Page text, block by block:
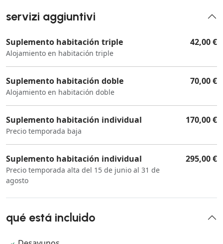
servizi aggiuntivi
Suplemento habitación triple
Alojamiento en habitación triple
42,00 €
Suplemento habitación doble
Alojamiento en habitación doble
70,00 €
Suplemento habitación individual
Precio temporada baja
170,00 €
Suplemento habitación individual
Precio temporada alta del 15 de junio al 31 de
agosto
295,00 €
qué está incluido